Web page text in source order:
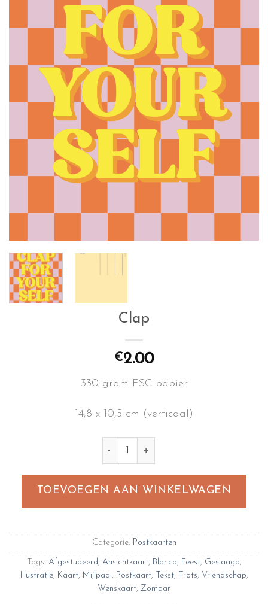
Clap
€2.00
330 gram FSC papier
14,8 x 10,5 cm (verticaal)
TOEVOEGEN AAN WINKELWAGEN
Categorie: Postkaarten
Tags: Afgestudeerd , Ansichtkaart, Blanco, Feest, Geslaagd ,
Illustratie, Kaart, Mijlpaal , Postkaart, Tekst, Trots, Vriendschap,
Wenskaart, Zomaar